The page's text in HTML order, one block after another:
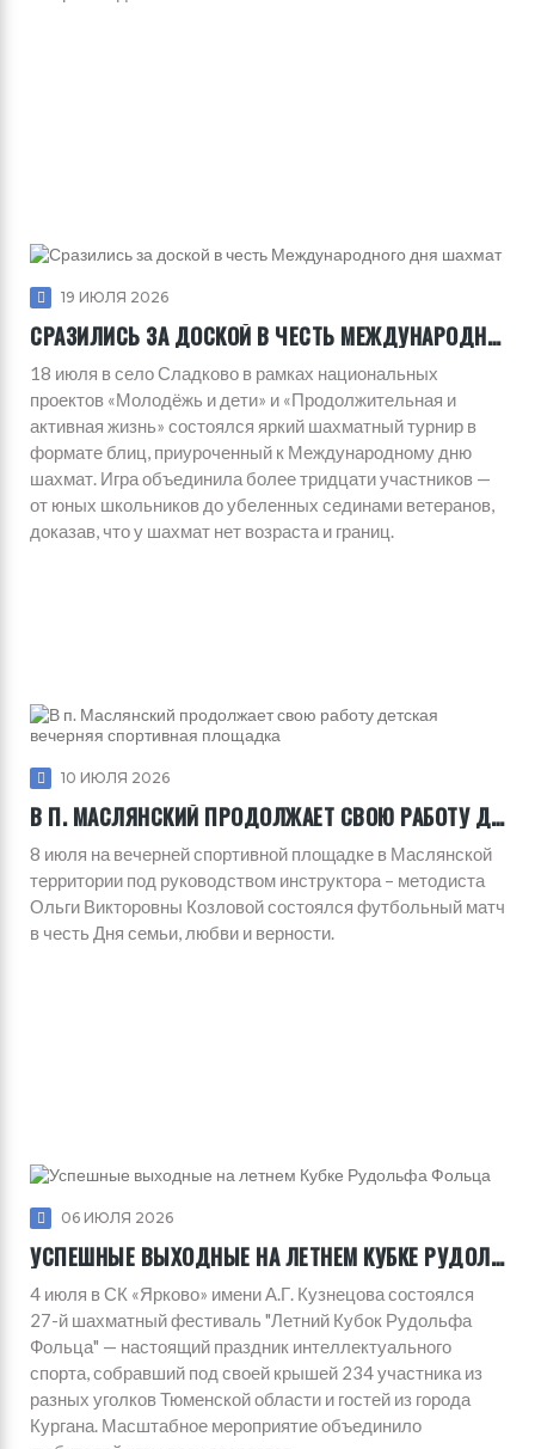
19 ИЮЛЯ 2026
СРАЗИЛИСЬ ЗА ДОСКОЙ В ЧЕСТЬ МЕЖДУНАРОДНОГО ДНЯ ШАХМАТ
18 июля в село Сладково в рамках национальных
проектов «Молодёжь и дети» и «Продолжительная и
активная жизнь» состоялся яркий шахматный турнир в
формате блиц, приуроченный к Международному дню
шахмат. Игра объединила более тридцати участников —
от юных школьников до убеленных сединами ветеранов,
доказав, что у шахмат нет возраста и границ.
10 ИЮЛЯ 2026
В П. МАСЛЯНСКИЙ ПРОДОЛЖАЕТ СВОЮ РАБОТУ ДЕТСКАЯ ВЕЧЕРНЯЯ СПОРТИВНАЯ ПЛОЩАДКА
8 июля на вечерней спортивной площадке в Маслянской
территории под руководством инструктора – методиста
Ольги Викторовны Козловой состоялся футбольный матч
в честь Дня семьи, любви и верности.
06 ИЮЛЯ 2026
УСПЕШНЫЕ ВЫХОДНЫЕ НА ЛЕТНЕМ КУБКЕ РУДОЛЬФА ФОЛЬЦА
4 июля в СК «Ярково» имени А.Г. Кузнецова состоялся
27-й шахматный фестиваль "Летний Кубок Рудольфа
Фольца" — настоящий праздник интеллектуального
спорта, собравший под своей крышей 234 участника из
разных уголков Тюменской области и гостей из города
Кургана. Масштабное мероприятие объединило